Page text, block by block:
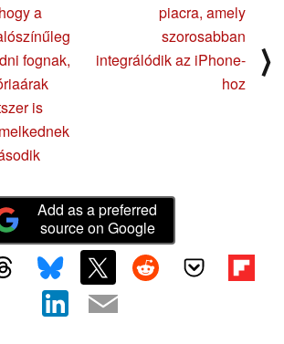
a
fognak,
is
piacra, amely
szorosabban
integrálódik az iPhone-
hoz
⟩
Add as a preferred
source on Google